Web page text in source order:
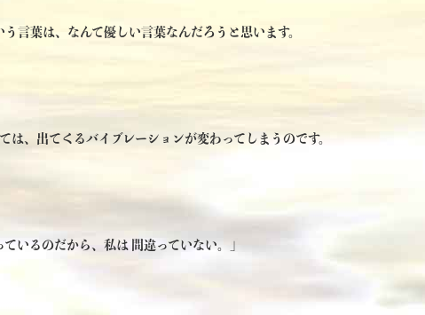
う言葉は、なんて優しい言葉なんだろうと思います。
は、出てくるバイブレーションが変わってしまうのです。
ているのだから、私は 間違っていない。」